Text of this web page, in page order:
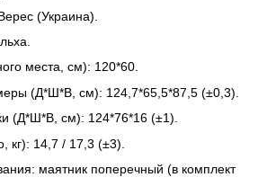
(Украина).
места, см): 120*60.
(Д*Ш*В, см): 124,7*65,5*87,5 (±0,3).
(Д*Ш*В, см): 124*76*16 (±1).
кг): 14,7 / 17,3 (±3).
маятник поперечный (в комплект